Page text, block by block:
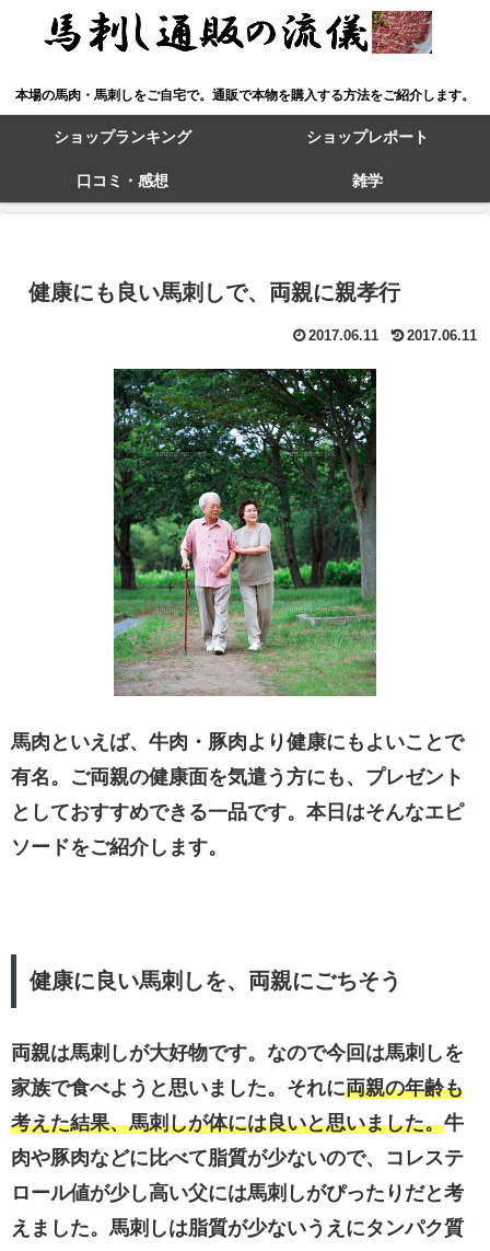
本場の馬肉・馬刺しをご自宅で。通販で本物を購入する方法をご紹介します。
ショップランキング ショップレポート
口コミ・感想 雑学
健康にも良い馬刺しで、両親に親孝行
2017.06.11 2017.06.11
馬肉といえば、牛肉・豚肉より健康にもよいことで
有名。ご両親の健康面を気遣う方にも、プレゼント
としておすすめできる一品です。本日はそんなエピ
ソードをご紹介します。
健康に良い馬刺しを、両親にごちそう
両親は馬刺しが大好物です。なので今回は馬刺しを
家族で食べようと思いました。それに両親の年齢も
考えた結果、馬刺しが体には良いと思いました。牛
肉や豚肉などに比べて脂質が少ないので、コレステ
ロール値が少し高い父には馬刺しがぴったりだと考
えました。馬刺しは脂質が少ないうえにタンパク質